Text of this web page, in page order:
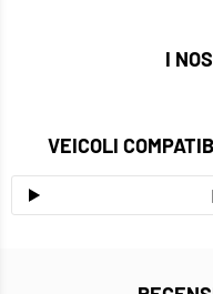
I
VEICOLI